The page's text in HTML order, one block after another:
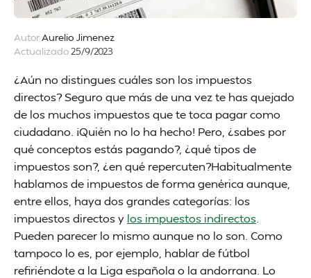
AutorAurelio Jimenez
Actualizado25/9/2023
¿Aún no distingues cuáles son los impuestos
directos? Seguro que más de una vez te has quejado
de los muchos impuestos que te toca pagar como
ciudadano. ¡Quién no lo ha hecho! Pero, ¿sabes por
qué conceptos estás pagando?, ¿qué tipos de
impuestos son?, ¿en qué repercuten?Habitualmente
hablamos de impuestos de forma genérica aunque,
entre ellos, haya dos grandes categorías: los
impuestos directos y los impuestos indirectos
Pueden parecer lo mismo aunque no lo son. Como
tampoco lo es, por ejemplo, hablar de fútbol
refiriéndote a la Liga española o la andorrana. Lo